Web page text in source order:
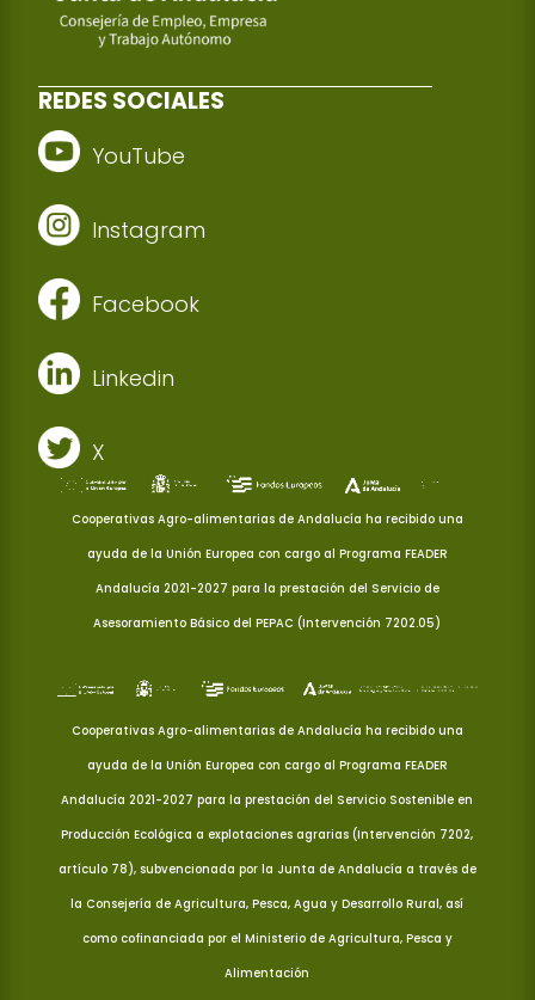
REDES SOCIALES
YouTube
Instagram
Facebook
Linkedin
X
Cooperativas Agro-alimentarias de Andalucía ha recibido una
ayuda de la Unión Europea con cargo al Programa FEADER
Andalucía 2021-2027 para la prestación del Servicio de
Asesoramiento Básico del PEPAC (Intervención 7202.05)
Cooperativas Agro-alimentarias de Andalucía ha recibido una
ayuda de la Unión Europea con cargo al Programa FEADER
Andalucía 2021-2027 para la prestación del Servicio Sostenible en
Producción Ecológica a explotaciones agrarias (Intervención 7202,
artículo 78), subvencionada por la Junta de Andalucía a través de
la Consejería de Agricultura, Pesca, Agua y Desarrollo Rural, así
como cofinanciada por el Ministerio de Agricultura, Pesca y
Alimentación